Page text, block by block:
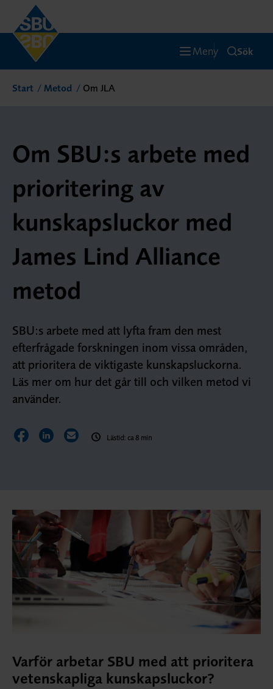
Meny Sök
Start Metod Om JLA
Om SBU:s arbete med
prioritering av
kunskapsluckor med
James Lind Alliance
metod
SBU:s arbete med att lyfta fram den mest
efterfrågade forskningen inom vissa områden,
att prioritera de viktigaste kunskapsluckorna.
Läs mer om hur det går till och vilken metod vi
använder.
Dela sidan på Facebook
Dela sidan på LinkedIn
Dela sidan via E-post
Lästid: ca 8 min
Varför arbetar SBU med att prioritera
vetenskapliga kunskapsluckor?